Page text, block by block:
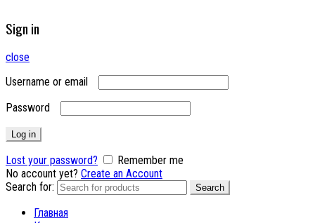
Sign in
close
Username or email
Password
Log in
Lost your password?
Remember me
No account yet? Create an Account
Search for:
Search
Главная